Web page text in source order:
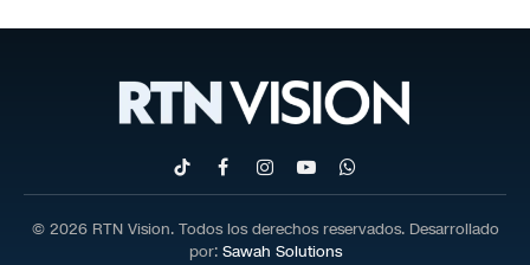
TikTokFacebookInstagram
YouTubeWhatsApp
© 2026 RTN Vision. Todos los derechos reservados. Desarrollado
por: Sawah Solutions